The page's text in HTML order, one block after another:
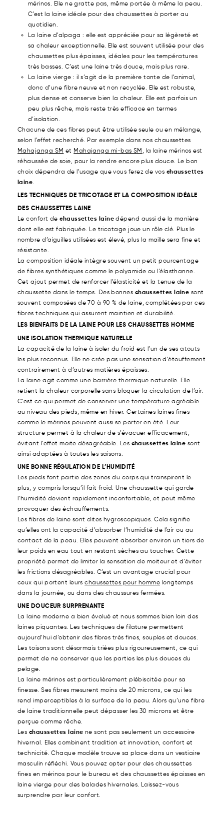
mérinos. Elle ne gratte pas, même portée à même la peau.
C’est la laine idéale pour des chaussettes à porter au
quotidien.
La laine d’alpaga : elle est appréciée pour sa légèreté et
sa chaleur exceptionnelle. Elle est souvent utilisée pour des
chaussettes plus épaisses, idéales pour les températures
très basses. C’est une laine très douce, mais plus rare.
La laine vierge : il s’agit de la première tonte de l’animal,
donc d’une fibre neuve et non recyclée. Elle est robuste,
plus dense et conserve bien la chaleur. Elle est parfois un
peu plus rêche, mais reste très efficace en termes
d’isolation.
Chacune de ces fibres peut être utilisée seule ou en mélange,
selon l’effet recherché. Par exemple dans nos chaussettes
Mahajanga SM et Mahajanga mi-bas SM , la laine mérinos est
réhaussée de soie, pour la rendre encore plus douce. Le bon
choix dépendra de l’usage que vous ferez de vos chaussettes
laine.
LES TECHNIQUES DE TRICOTAGE ET LA COMPOSITION IDÉALE
DES CHAUSSETTES LAINE
Le confort dechaussettes lainedépend aussi de la manière
dont elle est fabriquée. Le tricotage joue un rôle clé. Plus le
nombre d’aiguilles utilisées est élevé, plus la maille sera fine et
résistante.
La composition idéale intègre souvent un petit pourcentage
de fibres synthétiques comme le polyamide ou l’élasthanne.
Cet ajout permet de renforcer l’élasticité et la tenue de la
chaussette dans le temps. Des bonnes chaussettes laine sont
souvent composées de 70 à 90 % de laine, complétées par ces
fibres techniques qui assurent maintien et durabilité.
LES BIENFAITS DE LA LAINE POUR LES CHAUSSETTES HOMME
UNE ISOLATION THERMIQUE NATURELLE
La capacité de la laine à isoler du froid est l’un de ses atouts
les plus reconnus. Elle ne crée pas une sensation d’étouffement
contrairement à d’autres matières épaisses.
La laine agit comme une barrière thermique naturelle. Elle
retient la chaleur corporelle sans bloquer la circulation de l’air.
C’est ce qui permet de conserver une température agréable
au niveau des pieds, même en hiver. Certaines laines fines
comme le mérinos peuvent aussi se porter en été. Leur
structure permet à la chaleur de s’évacuer efficacement,
évitant l’effet moite désagréable. Les chaussettes laine sont
ainsi adaptées à toutes les saisons.
UNE BONNE RÉGULATION DE L’HUMIDITÉ
Les pieds font partie des zones du corps qui transpirent le
plus, y compris lorsqu’il fait froid. Une chaussette qui garde
l’humidité devient rapidement inconfortable, et peut même
provoquer des échauffements.
Les fibres de laine sont dites hygroscopiques. Cela signifie
qu’elles ont la capacité d’absorber l’humidité de l’air ou au
contact de la peau. Elles peuvent absorber environ un tiers de
leur poids en eau tout en restant sèches au toucher. Cette
propriété permet de limiter la sensation de moiteur et d’éviter
les frictions désagréables. C’est un avantage crucial pour
ceux qui portent leurschaussettes pour homme longtemps
dans la journée, ou dans des chaussures fermées.
UNE DOUCEUR SURPRENANTE
La laine moderne a bien évolué et nous sommes bien loin des
laines piquantes. Les techniques de filature permettent
aujourd’hui d’obtenir des fibres très fines, souples et douces.
Les toisons sont désormais triées plus rigoureusement, ce qui
permet de ne conserver que les parties les plus douces du
pelage.
La laine mérinos est particulièrement plébiscitée pour sa
finesse. Ses fibres mesurent moins de 20 microns, ce qui les
rend imperceptibles à la surface de la peau. Alors qu’une fibre
de laine traditionnelle peut dépasser les 30 microns et être
perçue comme rêche.
Les chaussettes laine ne sont pas seulement un accessoire
hivernal. Elles combinent tradition et innovation, confort et
technicité. Chaque modèle trouve sa place dans un vestiaire
masculin réfléchi. Vous pouvez opter pour des chaussettes
fines en mérinos pour le bureau et des chaussettes épaisses en
laine vierge pour des balades hivernales. Laissez-vous
surprendre par leur confort.